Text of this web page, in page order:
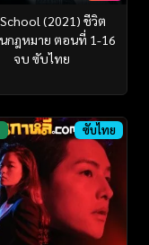
School (2021) ชีวิต
กฎหมาย ตอนที่ 1-16
จบ ซับไทย
ซับไทย